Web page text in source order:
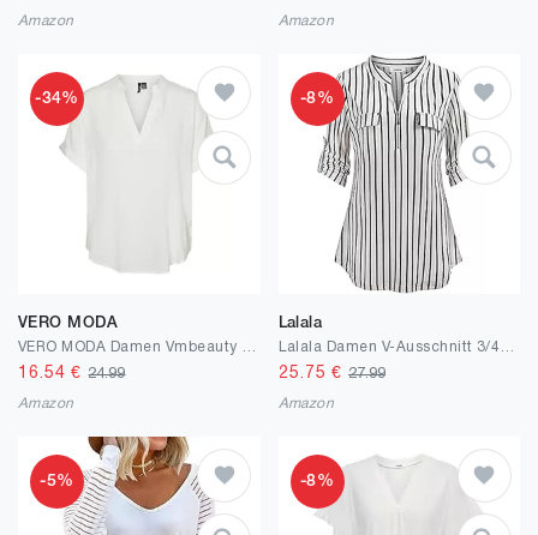
Amazon Amazon
-34%
VERO MODA
16.54 €24.99
Amazon
-8%
Lalala
25.75 € 27.99
Amazon
-5% -8%